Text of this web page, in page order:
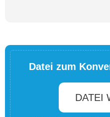
Datei zum
DATEI